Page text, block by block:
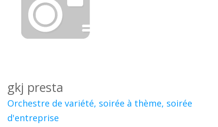
gkj presta
Orchestre de variété, soirée à thème, soirée
d'entreprise